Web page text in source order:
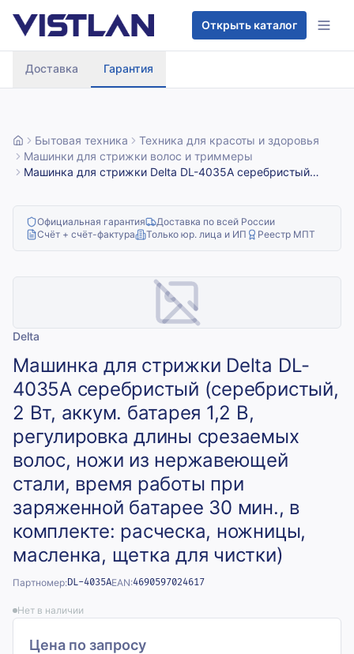
Открыть каталог
Доставка Гарантия
Бытовая техника
Техника для красоты и здоровья
Машинки для стрижки волос и триммеры
Машинка для стрижки Delta DL-4035А серебристый
время работы при заряженной батарее 30 мин., в
комплекте: расческа, ножницы, масленка, щетка для
Официальная гарантия
Доставка по всей России
Счёт + счёт-фактура
Только юр. лица и ИП Реестр МПТ
Delta
Машинка для стрижки Delta DL-
4035А серебристый (серебристый,
2 Вт, аккум. батарея 1,2 В,
регулировка длины срезаемых
волос, ножи из нержавеющей
стали, время работы при
заряженной батарее 30 мин., в
комплекте: расческа, ножницы,
масленка, щетка для чистки)
Партномер:DL-4035АEAN:4690597024617
Нет в наличии
Цена по запросу